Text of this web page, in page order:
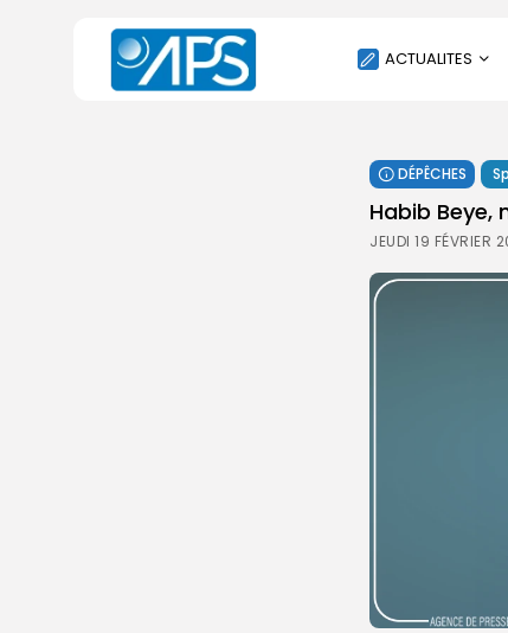
ACTUALITES
SOCIÉTÉ
ÉCONOMIE
CULTURE
SPORT
DÉPÊCHES
Habib Beye,
JEUDI 19 FÉVRIER